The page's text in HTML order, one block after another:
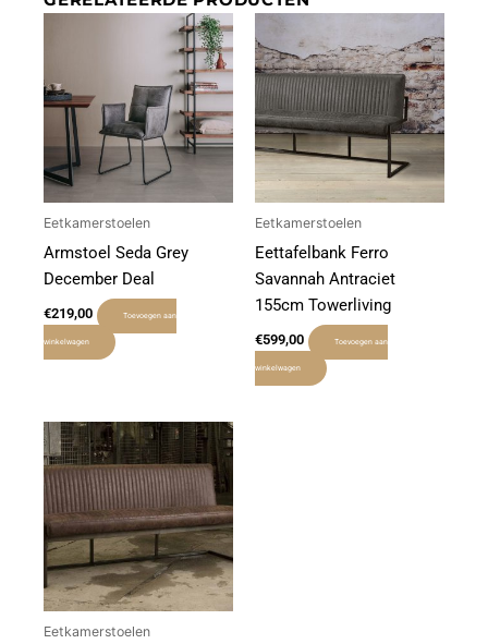
Eetkamerstoelen
Armstoel Seda Grey
December Deal
€219,00 Toevoegen aan
winkelwagen
Eetkamerstoelen
Eettafelbank Ferro
Savannah Antraciet
155cm Towerliving
€599,00 Toevoegen aan
winkelwagen
Eetkamerstoelen